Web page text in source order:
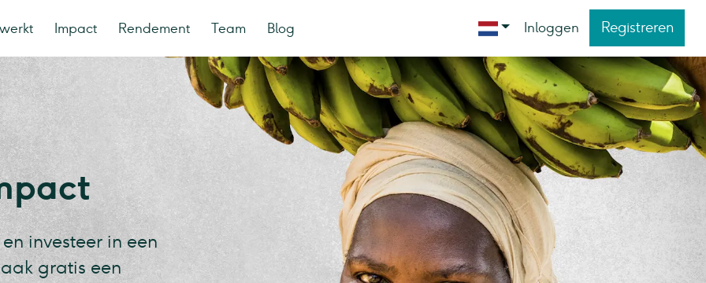
Impact Rendement Team Blog Inloggen Registreren
investeer in een
gratis een